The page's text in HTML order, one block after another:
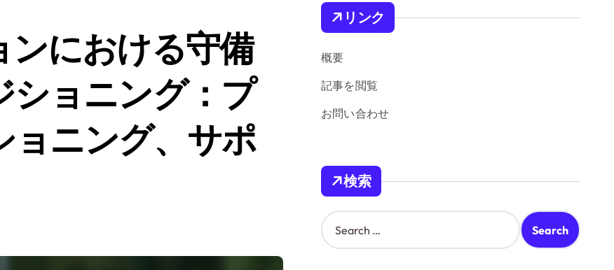
における守備
ショニング：プ
ョニング、サポ
リンク
概要
記事を閲覧
お問い合わせ
検索
S
e